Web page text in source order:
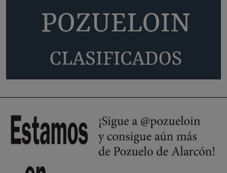
🔴 EXCLUSIVA | El comisario de la …
Pozuelo de Alarcón
🔴 EXCLUSIVA | El comisario de la …
🔴 EXCLUSIVA | El comisario de la …
Y ese quien es, apenas se ven patrullas en la estación, como si se van